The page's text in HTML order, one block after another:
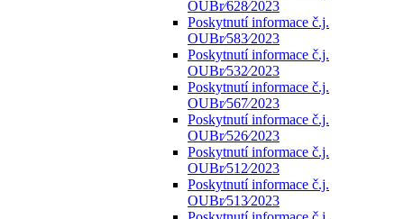
OUBr⁄628⁄2023
Poskytnutí informace č.j.
OUBr⁄583⁄2023
Poskytnutí informace č.j.
OUBr⁄532⁄2023
Poskytnutí informace č.j.
OUBr⁄567⁄2023
Poskytnutí informace č.j.
OUBr⁄526⁄2023
Poskytnutí informace č.j.
OUBr⁄512⁄2023
Poskytnutí informace č.j.
OUBr⁄513⁄2023